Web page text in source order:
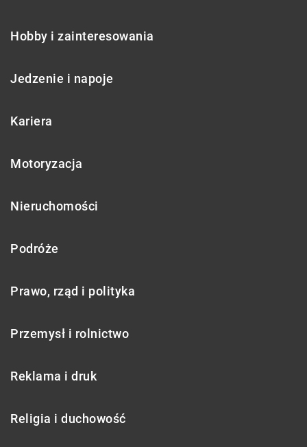
Hobby i zainteresowania
Jedzenie i napoje
Kariera
Motoryzacja
Nieruchomości
Podróże
Prawo, rząd i polityka
Przemysł i rolnictwo
Reklama i druk
Religia i duchowość